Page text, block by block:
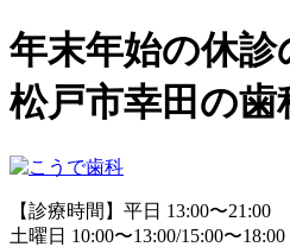
年末年始の休診
松戸市幸田の歯
【診療時間】平日 13:00〜21:00
土曜日 10:00〜13:00/15:00〜18:00